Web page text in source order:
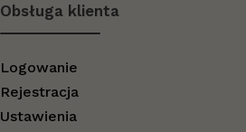
Obsługa klienta
Logowanie
Rejestracja
Ustawienia